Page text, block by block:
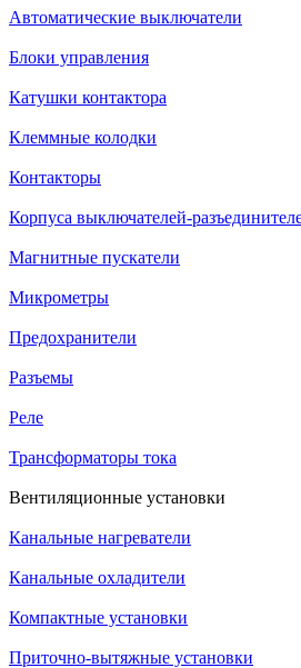
Автоматические выключатели
Блоки управления
Катушки контактора
Клеммные колодки
Контакторы
Корпуса выключателей-
Магнитные пускатели
Микрометры
Предохранители
Разъемы
Реле
Трансформаторы тока
Вентиляционные установки
Канальные нагреватели
Канальные охладители
Компактные установки
Приточно-вытяжные установки